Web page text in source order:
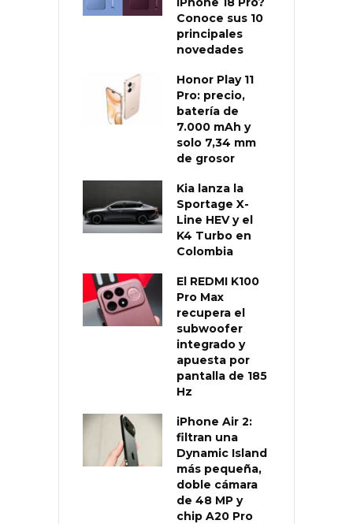
Conoce sus 10
principales
novedades
Honor Play 11
Pro: precio,
batería de
7.000 mAh y
solo 7,34 mm
de grosor
Kia lanza la
Sportage X-
Line HEV y el
K4 Turbo en
Colombia
El REDMI K100
Pro Max
recupera el
subwoofer
integrado y
apuesta por
pantalla de 185
Hz
iPhone Air 2:
filtran una
Dynamic Island
más pequeña,
doble cámara
de 48 MP y
chip A20 Pro